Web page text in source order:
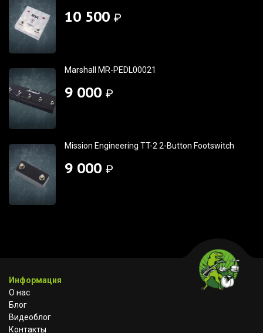
10 500 ₽
Marshall MR-PEDL00021
9 000 ₽
Mission Engineering TT-2 2-Button Footswitch
9 000 ₽
Информация
О нас
Блог
Видеоблог
Контакты